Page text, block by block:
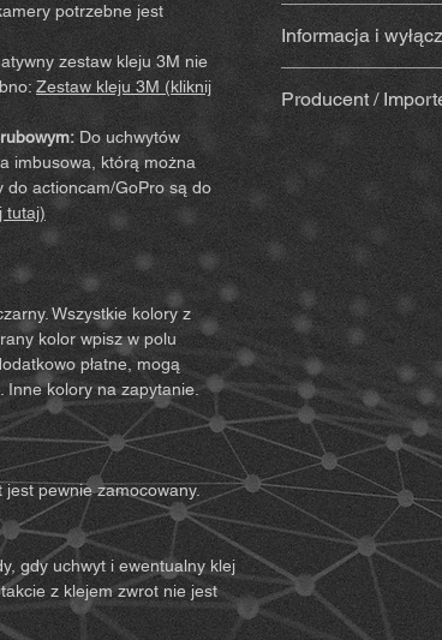
potrzebne jest
zestaw kleju 3M nie
Zestaw kleju 3M (kliknij
Do uchwytów
imbusowa, którą można
do actioncam/GoPro są do
tutaj)
Wszystkie kolory z
kolor wpisz w polu
płatne, mogą
Inne kolory na zapytanie.
pewnie zamocowany.
gdy uchwyt i ewentualny klej
z klejem zwrot nie jest
Uchwyt
materiału
promieniowanie
Z klejem (Sugru)
pad alkoholowy
szpatułka &
mailem wraz z
(przy kolorach
Zestaw akcesoriów
przedłużenie) –
Dla
Dla wariantów
Uwagi: Podczas
powstać minimalne
jednak nowy i
może zostać
element jest
Informacja i
Kupując i używając
istotnych praw oraz
Upewnij się więc, że
przeczytałeś(-aś) i
Korzystając z
zrzekasz się
ze wszystkimi
uzyskania pełnego
1. Musisz w pełni
ryzyka (w tym te
zachowania
podczas korzystania
2. Musisz upewnić
korzystanie z
dobrej kondycji
może być
musisz upewnić się,
możliwości i że
bezpieczny.
3. Musisz być
odpowiedzialność
4. Musisz
ostrzeżenia i
Producent /
MiBike - Mike
Witten, www.mibike.de